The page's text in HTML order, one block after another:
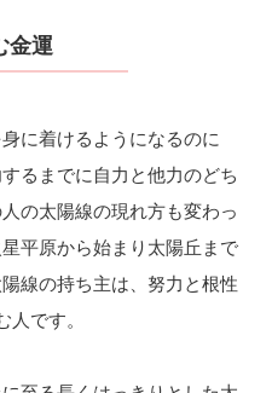
金運
に着けるようになるのに
るまでに自力と他力のどち
の太陽線の現れ方も変わっ
平原から始まり太陽丘まで
線の持ち主は、努力と根性
人です。